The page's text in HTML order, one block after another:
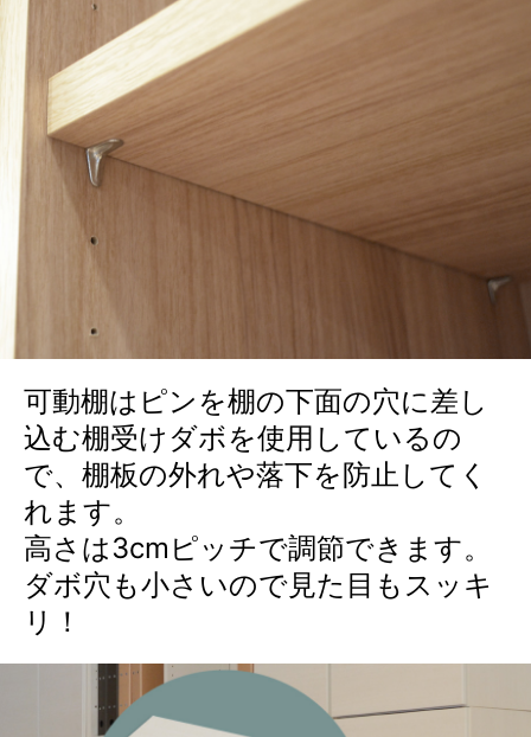
可動棚はピンを棚の下面の穴に差し
込む棚受けダボを使用しているの
で、棚板の外れや落下を防止してく
れます。
高さは3cmピッチで調節できます。
ダボ穴も小さいので見た目もスッキ
リ！